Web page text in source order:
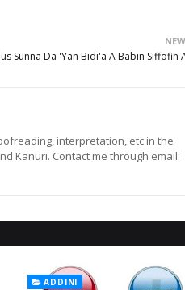
Sunna Da 'Yan Bidi'a A Babin Siffofin
interpretation, etc in the
Kanuri. Contact me through email:
ADDINI